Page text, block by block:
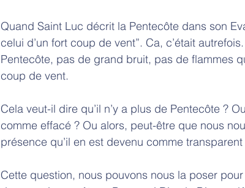
Quand Saint Luc décrit la Pentecôte dans son
celui d’un fort coup de vent”. Ca, c’était
Pentecôte, pas de grand bruit, pas de flammes
coup de vent.
Cela veut-il dire qu’il n’y a plus de Pentecôte ?
comme effacé ? Ou alors, peut-être que nous
présence qu’il en est devenu comme
Cette question, nous pouvons nous la poser